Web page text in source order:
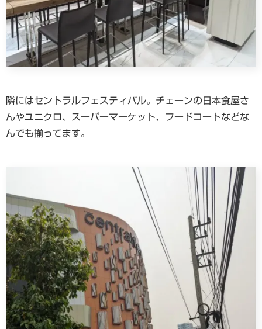
隣にはセントラルフェスティバル。チェーンの日本食屋さ
んやユニクロ、スーパーマーケット、フードコートなどな
んでも揃ってます。